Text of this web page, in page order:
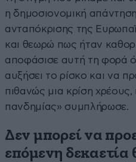
η δημοσιονομική
ανταπόκρισης της
και θεωρώ πως ήταν
αποφάσισε αυτή τη φορά
αυξήσει το ρίσκο και να
πιθανώς μια κρίση
πανδημίας» συμπλήρωσε.
Δεν μπορεί να
επόμενη δεκαετία